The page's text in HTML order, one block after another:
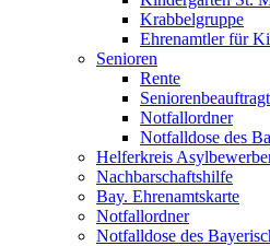
Krabbelgruppe
Ehrenamtler für
Senioren
Rente
Notfallordner
Notfalldose des
Helferkreis
Nachbarschaftshilfe
Bay. Ehrenamtskarte
Notfallordner
Notfalldose des